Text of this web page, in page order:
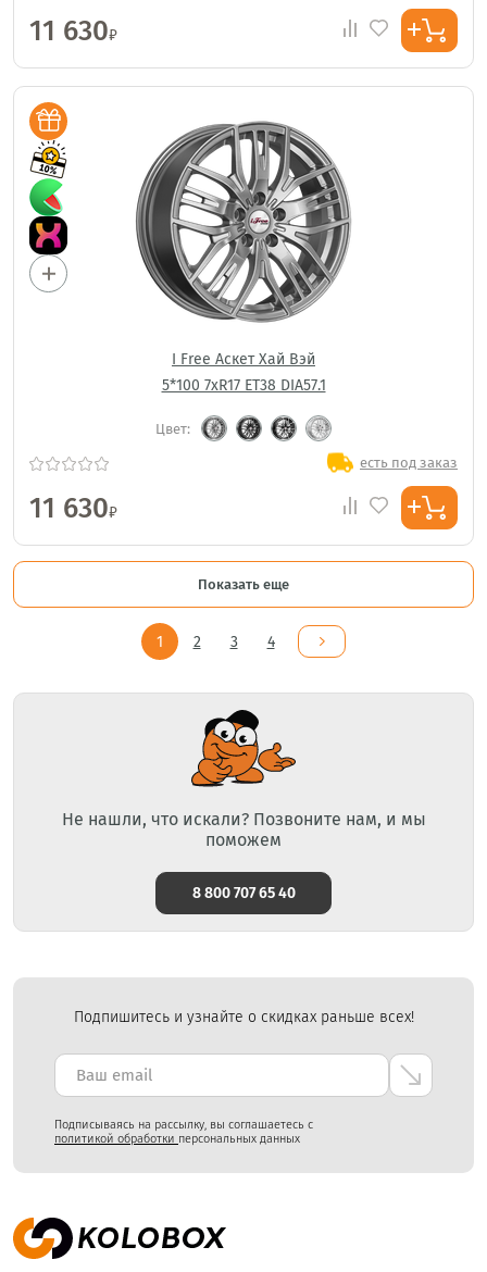
11 630₽
I Free Аскет Хай Вэй
5*100 7xR17 ET38 DIA57.1
Цвет:
есть под заказ
11 630₽
Показать еще
1 2 3 4
Не нашли, что искали? Позвоните нам, и мы
поможем
8 800 707 65 40
Подпишитесь и узнайте о скидках раньше всех!
Подписываясь на рассылку, вы соглашаетесь с
политикой обработки персональных данных